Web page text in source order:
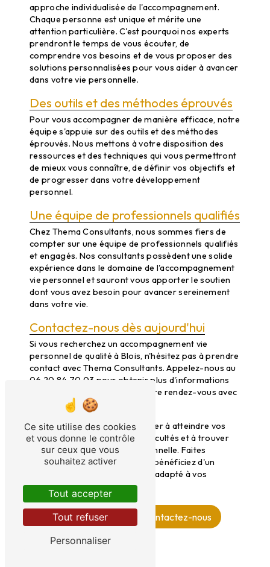
approche individualisée de l'accompagnement.
Chaque personne est unique et mérite une
attention particulière. C'est pourquoi nos experts
prendront le temps de vous écouter, de
comprendre vos besoins et de vous proposer des
solutions personnalisées pour vous aider à avancer
dans votre vie personnelle.
Des outils et des méthodes éprouvés
Pour vous accompagner de manière efficace, notre
équipe s'appuie sur des outils et des méthodes
éprouvés. Nous mettons à votre disposition des
ressources et des techniques qui vous permettront
de mieux vous connaître, de définir vos objectifs et
de progresser dans votre développement
personnel.
Une équipe de professionnels qualifiés
Chez Thema Consultants, nous sommes fiers de
compter sur une équipe de professionnels qualifiés
et engagés. Nos consultants possèdent une solide
expérience dans le domaine de l'accompagnement
vie personnel et sauront vous apporter le soutien
dont vous avez besoin pour avancer sereinement
dans votre vie.
Contactez-nous dès aujourd'hui
Si vous recherchez un accompagnement vie
personnel de qualité à Blois, n'hésitez pas à prendre
contact avec Thema Consultants. Appelez-nous au
06 20 84 70 03 pour obtenir plus d'informations
sur nos services et pour prendre rendez-vous avec
l'un de nos consultants.
Nous sommes là pour vous aider à atteindre vos
objectifs, à surmonter vos difficultés et à trouver
l'équilibre dans votre vie personnelle. Faites
confiance à notre expertise et bénéficiez d'un
accompagnement sur mesure adapté à vos
besoins.
En savoir plus Contactez-nous
Ce site utilise des cookies
et vous donne le contrôle
sur ceux que vous
souhaitez activer
Tout accepter
Tout refuser
Personnaliser